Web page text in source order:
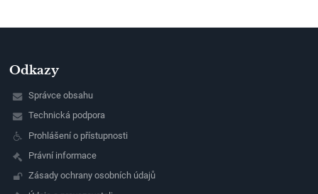
Odkazy
Správce obsahu
Technická podpora
Prohlášení o přístupnosti
Právní informace
Zásady ochrany osobních údajů